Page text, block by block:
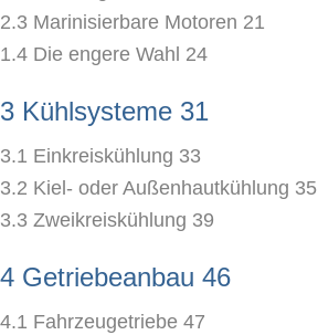
2.3 Marinisierbare Motoren 21
1.4 Die engere Wahl 24
3 Kühlsysteme 31
3.1 Einkreiskühlung 33
3.2 Kiel- oder Außenhautkühlung 35
3.3 Zweikreiskühlung 39
4 Getriebeanbau 46
4.1 Fahrzeugetriebe 47